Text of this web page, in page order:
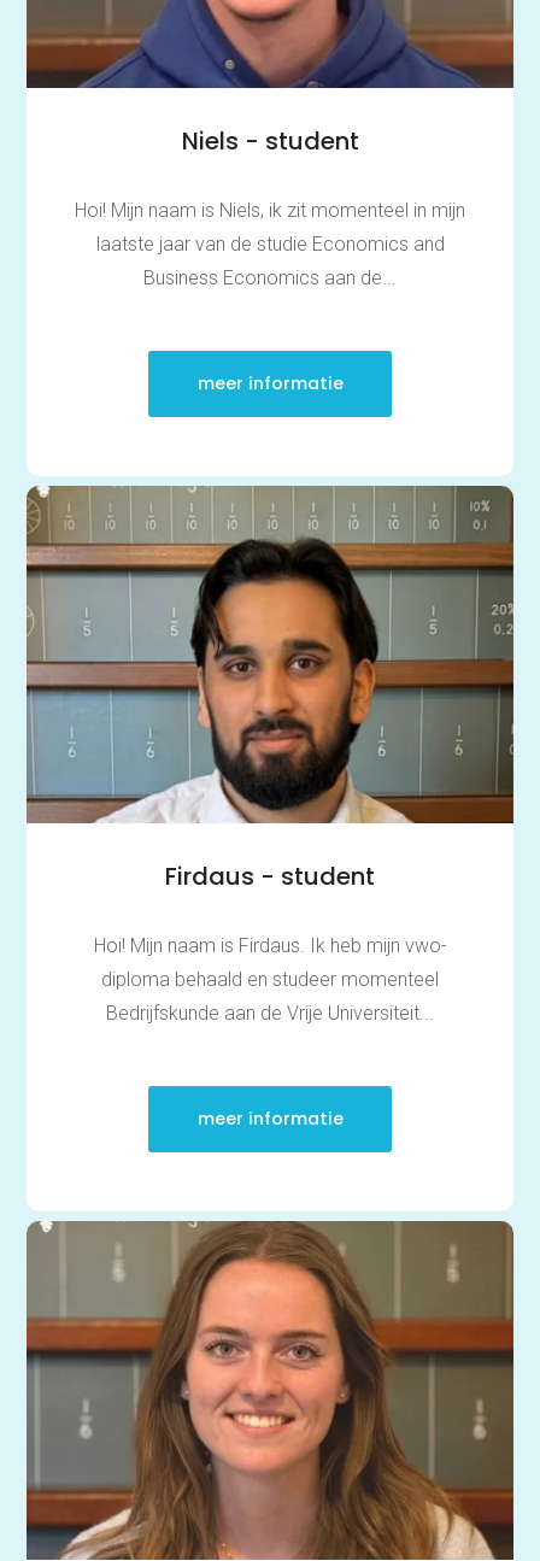
Niels - student
Hoi! Mijn naam is Niels, ik zit momenteel in mijn
laatste jaar van de studie Economics and
Business Economics aan de...
meer informatie
Firdaus - student
Hoi! Mijn naam is Firdaus. Ik heb mijn vwo-
diploma behaald en studeer momenteel
Bedrijfskunde aan de Vrije Universiteit...
meer informatie